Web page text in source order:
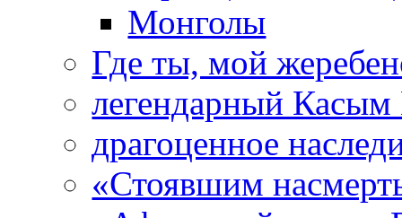
Монголы
Где ты, мой
легендарный Касым
драгоценное
«Стоявшим